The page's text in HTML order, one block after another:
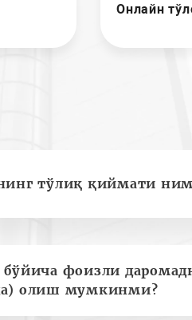
Онлайн
тўлиқ қиймати
фоизли
олиш мумкинми?